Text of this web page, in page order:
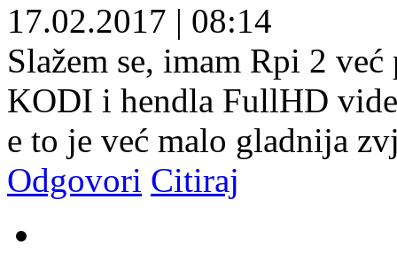
17.02.2017 | 08:14
Slažem se, imam Rpi 2
KODI i hendla FullHD
e to je već malo gladnija
Odgovori Citiraj